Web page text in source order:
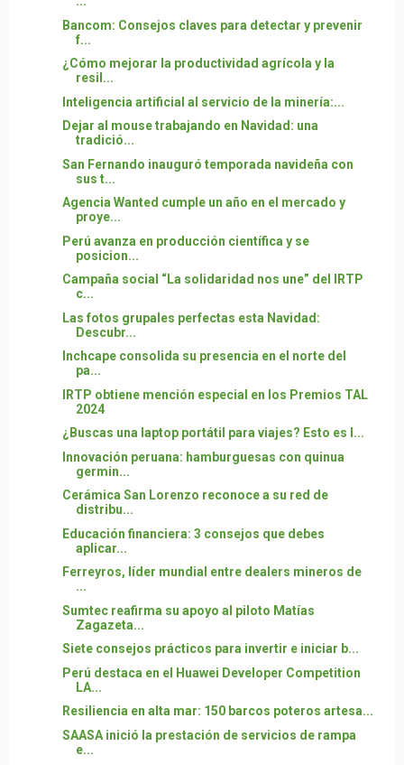
Bancom: Consejos claves para detectar y prevenir
f...
¿Cómo mejorar la productividad agrícola y la
resil...
Inteligencia artificial al servicio de la minería:...
Dejar al mouse trabajando en Navidad: una
tradició...
San Fernando inauguró temporada navideña con
sus t...
Agencia Wanted cumple un año en el mercado y
proye...
Perú avanza en producción científica y se
posicion...
Campaña social “La solidaridad nos une” del IRTP
c...
Las fotos grupales perfectas esta Navidad:
Descubr...
Inchcape consolida su presencia en el norte del
pa...
IRTP obtiene mención especial en los Premios TAL
2024
¿Buscas una laptop portátil para viajes? Esto es l...
Innovación peruana: hamburguesas con quinua
germin...
Cerámica San Lorenzo reconoce a su red de
distribu...
Educación financiera: 3 consejos que debes
aplicar...
Ferreyros, líder mundial entre dealers mineros de
...
Sumtec reafirma su apoyo al piloto Matías
Zagazeta...
Siete consejos prácticos para invertir e iniciar b...
Perú destaca en el Huawei Developer Competition
LA...
Resiliencia en alta mar: 150 barcos poteros artesa...
SAASA inició la prestación de servicios de rampa
e...